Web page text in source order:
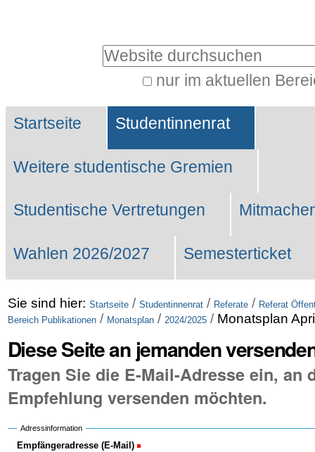
Website durchsuchen
nur im aktuellen
Suche…
Sektionen
Startseite Studentinnenrat
Weitere studentische Gremien
Studentische Vertretungen
Wahlen 2026/2027 Semesterticket
Sie sind hier: Startseite / Studentinnenrat / Referate / Referat
Bereich Publikationen / Monatsplan / 2024/2025 / Monatsplan
Diese Seite an jemanden
Tragen Sie die E-Mail-Adresse ein, an
Empfehlung versenden möchten.
Adressinformation
Empfängeradresse (E-Mail)